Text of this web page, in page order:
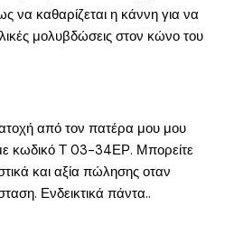
να καθαρίζεται η κάννη για να
μολυβδώσεις στον κώνο του
από τον πατέρα μου μου
κωδικό Τ 03-34ΕΡ. Μπορείτε
και αξία πώλησης οταν
Ενδεικτικά πάντα..